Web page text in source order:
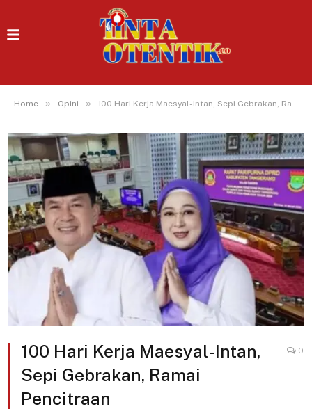
Home » Opini » 100 Hari Kerja Maesyal-Intan, Sepi Gebrakan, Ramai Pencitraan
100 Hari Kerja Maesyal-Intan,
Sepi Gebrakan, Ramai
Pencitraan
0